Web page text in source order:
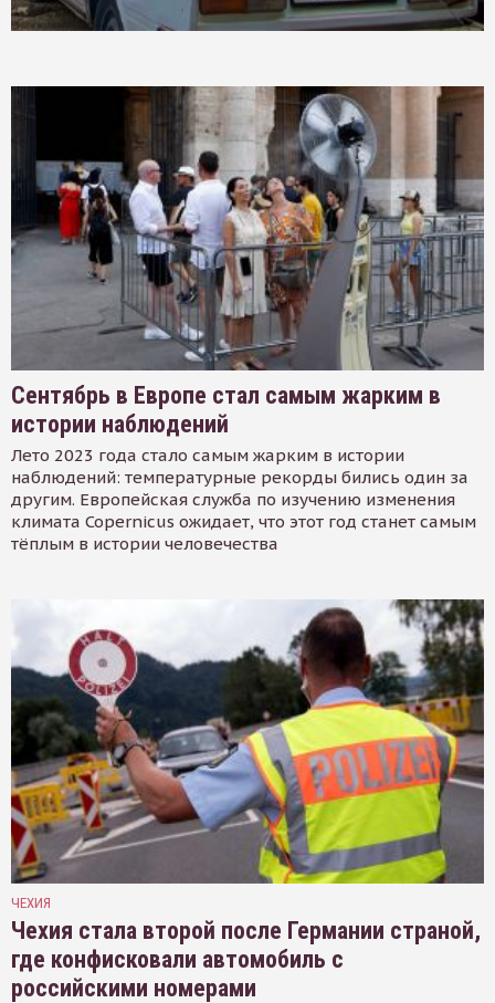
Сентябрь в Европе стал самым жарким в
истории наблюдений
Лето 2023 года стало самым жарким в истории
наблюдений: температурные рекорды бились один за
другим. Европейская служба по изучению изменения
климата Copernicus ожидает, что этот год станет самым
тёплым в истории человечества
ЧЕХИЯ
Чехия стала второй после Германии страной,
где конфисковали автомобиль с
российскими номерами